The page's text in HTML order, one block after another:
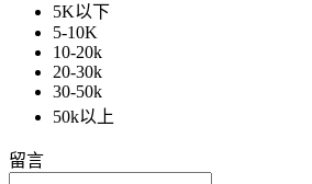
5K以下
5-10K
10-20k
20-30k
30-50k
50k以上
留言